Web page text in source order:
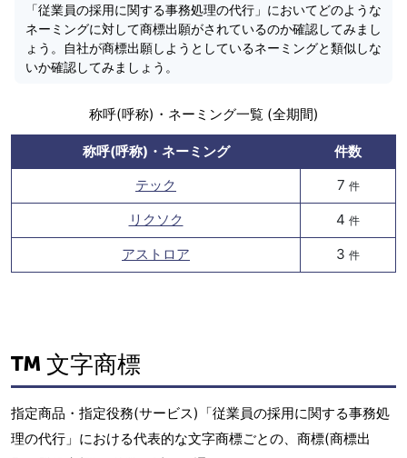
「従業員の採用に関する事務処理の代行」においてどのような
ネーミングに対して商標出願がされているのか確認してみまし
ょう。自社が商標出願しようとしているネーミングと類似しな
いか確認してみましょう。
称呼(呼称)・ネーミング一覧 (全期間)
称呼(呼称)・ネーミング
件数
テック
7 件
リクソク 4 件
アストロア 3 件
文字商標
指定商品・指定役務(サービス)「従業員の採用に関する事務処
理の代行」における代表的な文字商標ごとの、商標(商標出